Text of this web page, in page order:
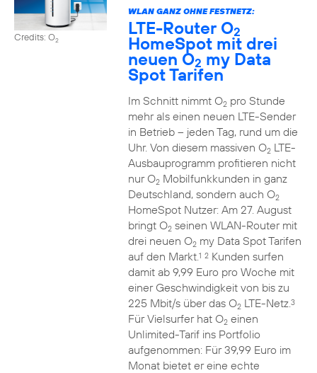
Credits: O2
WLAN GANZ OHNE FESTNETZ:
LTE-Router O2
HomeSpot mit drei
neuen O2 my Data
Spot Tarifen
Im Schnitt nimmt O2pro Stunde
mehr als einen neuen LTE-Sender
in Betrieb – jeden Tag, rund um die
Uhr. Von diesem massiven O2LTE-
Ausbauprogramm profitieren nicht
nur O2Mobilfunkkunden in ganz
Deutschland, sondern auch O2
HomeSpot Nutzer: Am 27. August
bringt O2seinen WLAN-Router mit
drei neuen O2my Data Spot Tarifen
auf den Markt.1 2Kunden surfen
damit ab 9,99 Euro pro Woche mit
einer Geschwindigkeit von bis zu
225 Mbit/s über das O2LTE-Netz.3
Für Vielsurfer hat O2einen
Unlimited-Tarif ins Portfolio
aufgenommen: Für 39,99 Euro im
Monat bietet er eine echte